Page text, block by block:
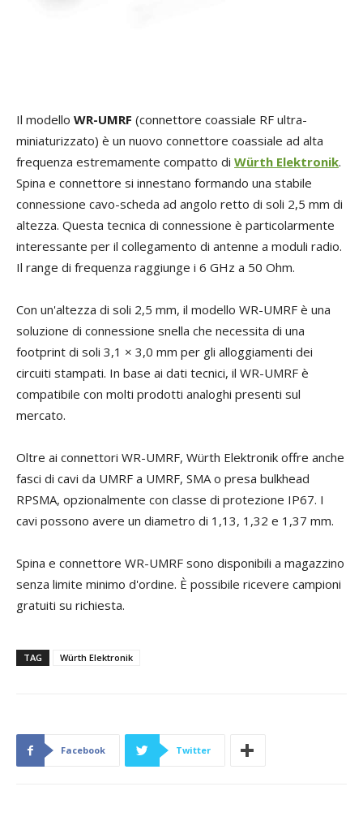
Il modello WR-UMRF (connettore coassiale RF ultra-
miniaturizzato) è un nuovo connettore coassiale ad alta
frequenza estremamente compatto di Würth Elektronik.
Spina e connettore si innestano formando una stabile
connessione cavo-scheda ad angolo retto di soli 2,5 mm di
altezza. Questa tecnica di connessione è particolarmente
interessante per il collegamento di antenne a moduli radio.
Il range di frequenza raggiunge i 6 GHz a 50 Ohm.
Con un'altezza di soli 2,5 mm, il modello WR-UMRF è una
soluzione di connessione snella che necessita di una
footprint di soli 3,1 × 3,0 mm per gli alloggiamenti dei
circuiti stampati. In base ai dati tecnici, il WR-UMRF è
compatibile con molti prodotti analoghi presenti sul
mercato.
Oltre ai connettori WR-UMRF, Würth Elektronik offre anche
fasci di cavi da UMRF a UMRF, SMA o presa bulkhead
RPSMA, opzionalmente con classe di protezione IP67. I
cavi possono avere un diametro di 1,13, 1,32 e 1,37 mm.
Spina e connettore WR-UMRF sono disponibili a magazzino
senza limite minimo d'ordine. È possibile ricevere campioni
gratuiti su richiesta.
TAG Würth Elektronik
Facebook Twitter